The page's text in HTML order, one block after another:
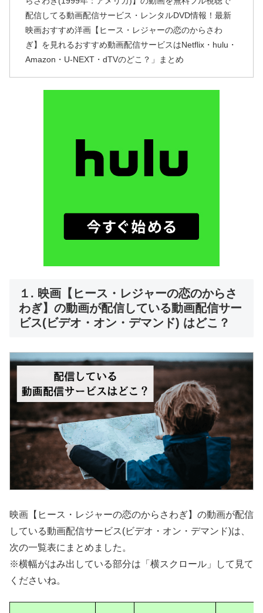
配信してる動画配信サービス・レンタルDVD情報！最新
映画おすすめ洋画【ヒース・レジャーの恋のからさわ
ぎ】を見れるおすすめ動画配信サービスはNetflix・hulu・
Amazon・U-NEXT・dTVのどこ？」まとめ
１. 映画【ヒース・レジャーの恋のからさ
わぎ】の動画が配信している動画配信サー
ビス(ビデオ・オン・デマンド) はどこ？
映画【ヒース・レジャーの恋のからさわぎ】の動画が配信
している動画配信サービス(ビデオ・オン・デマンド)は、
次の一覧表にまとめました。
※横幅がはみ出している部分は「横スクロール」して見て
くださいね。